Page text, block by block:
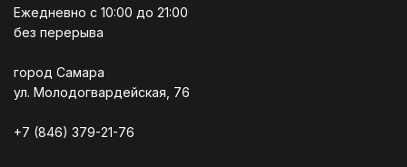
Ежедневно c 10:00 до 21:00
без перерыва
город Самара
ул. Молодогвардейская, 76
+7 (846) 379-21-76